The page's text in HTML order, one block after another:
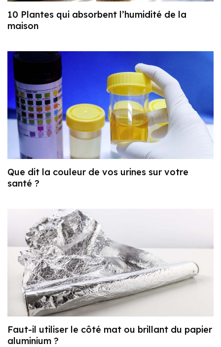
10 Plantes qui absorbent l’humidité de la
maison
Que dit la couleur de vos urines sur votre
santé ?
Faut-il utiliser le côté mat ou brillant du papier
aluminium ?